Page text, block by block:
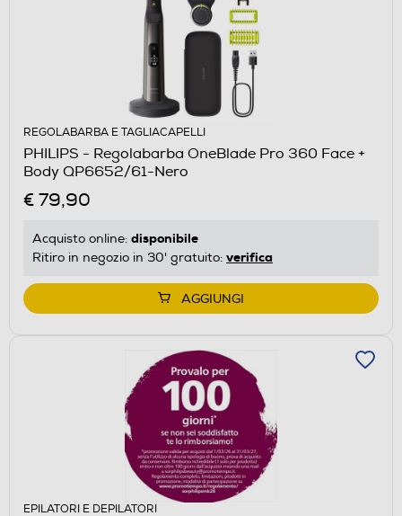
REGOLABARBA E TAGLIACAPELLI
PHILIPS - Regolabarba OneBlade Pro 360 Face +
Body QP6652/61-Nero
€ 79,90
Acquisto online: disponibile
Ritiro in negozio in 30' gratuito: verifica
AGGIUNGI
EPILATORI E DEPILATORI